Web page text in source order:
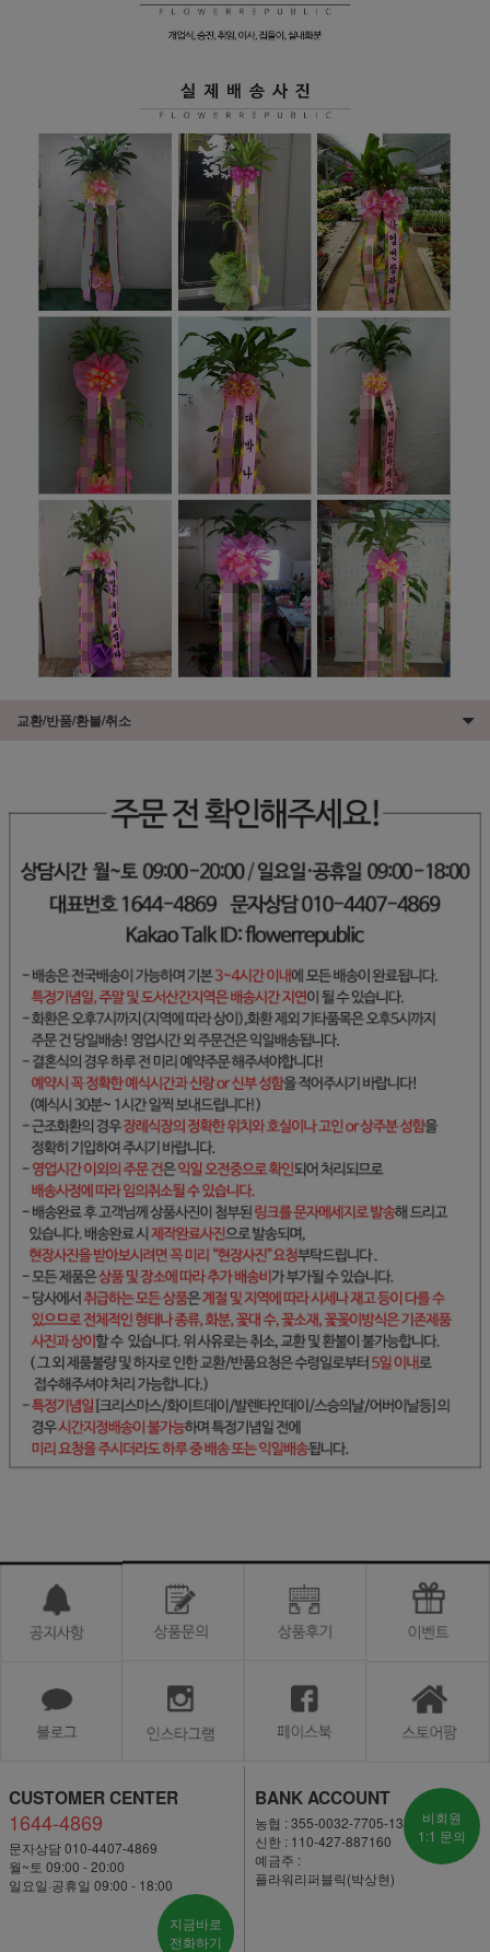
교환/반품/환불/취소
CUSTOMER CENTER
1644-4869
문자상담 010-4407-4869
월~토 09:00 - 20:00
일요일·공휴일 09:00 - 18:00
지금바로
전화하기
BANK ACCOUNT
농협 : 355-0032-7705-13
신한 : 110-427-887160
예금주 :
플라워리퍼블릭(박상현)
비회원
1:1 문의